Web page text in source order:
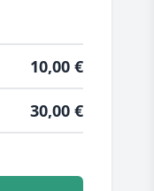
10,00 €
30,00 €